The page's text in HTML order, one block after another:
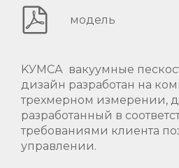
модель
KУМСА вакуумные
дизайн разработан на
трехмерном измерении,
разработанный в
требованиями клиента
управлении.